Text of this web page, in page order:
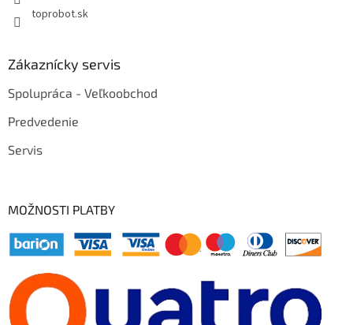
toprobot.sk
Zákaznícky servis
Spolupráca - Veľkoobchod
Predvedenie
Servis
MOŽNOSTI PLATBY